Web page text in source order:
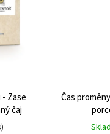
Zase
čaj
)
Čas